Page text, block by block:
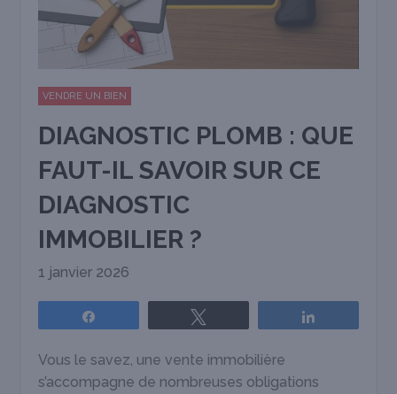
VENDRE UN BIEN
DIAGNOSTIC PLOMB : QUE
FAUT-IL SAVOIR SUR CE
DIAGNOSTIC
IMMOBILIER ?
1 janvier 2026
Vous le savez, une vente immobilière
s’accompagne de nombreuses obligations